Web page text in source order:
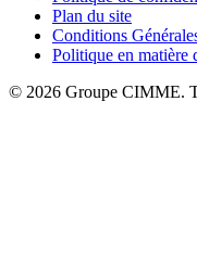
Plan du site
Conditions
Politique en matière
© 2026 Groupe CIMME.